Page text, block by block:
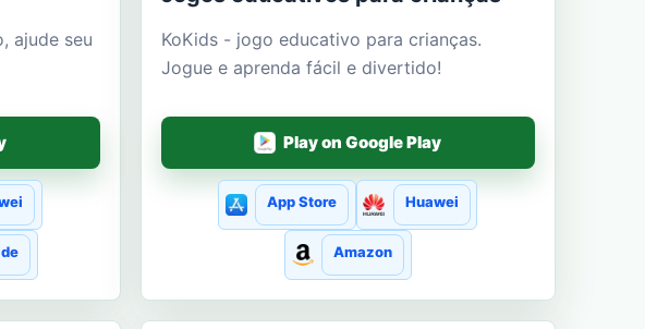
ajude seu
KoKids - jogo educativo para crianças.
Jogue e aprenda fácil e divertido!
Play on Google Play
App Store Huawei
Amazon